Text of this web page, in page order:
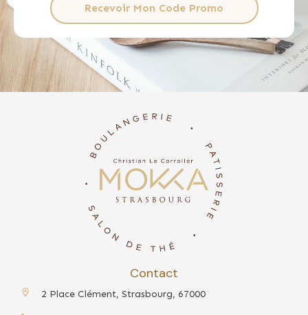
Recevoir Mon Code Promo
Contact
2 Place Clément, Strasbourg, 67000